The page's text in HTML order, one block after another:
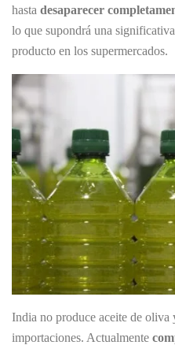
hasta desaparecer
lo que supondrá una
producto en los supermercados.
India no produce aceite de oliva
importaciones. Actualmente